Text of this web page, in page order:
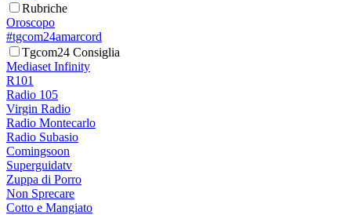
Rubriche
Oroscopo
#tgcom24amarcord
Tgcom24 Consiglia
Mediaset Infinity
R101
Radio 105
Virgin Radio
Radio Montecarlo
Radio Subasio
Comingsoon
Superguidatv
Zuppa di Porro
Non Sprecare
Cotto e Mangiato